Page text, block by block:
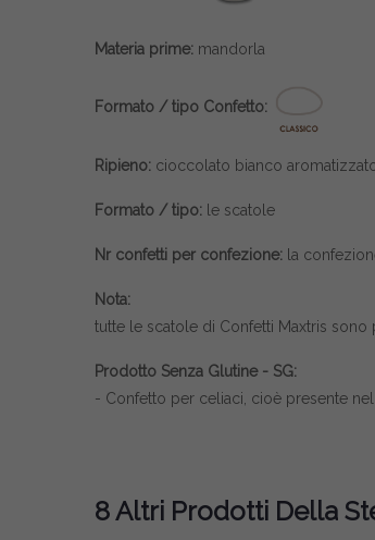
Materia prime: mandorla
Formato / tipo Confetto:
Ripieno: cioccolato bianco
Formato / tipo: le scatole
Nr confetti per confezione: la
Nota:
tutte le scatole di Confetti Maxtris sono
Prodotto Senza Glutine - SG:
- Confetto per celiaci, cioè presente nel
8 Altri Prodotti Della